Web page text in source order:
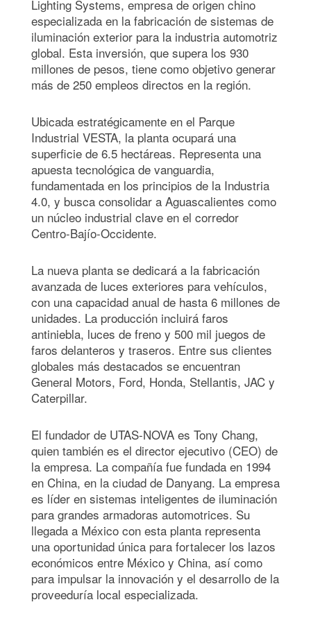
Lighting Systems, empresa de origen chino
especializada en la fabricación de sistemas de
iluminación exterior para la industria automotriz
global. Esta inversión, que supera los 930
millones de pesos, tiene como objetivo generar
más de 250 empleos directos en la región.
Ubicada estratégicamente en el Parque
Industrial VESTA, la planta ocupará una
superficie de 6.5 hectáreas. Representa una
apuesta tecnológica de vanguardia,
fundamentada en los principios de la Industria
4.0, y busca consolidar a Aguascalientes como
un núcleo industrial clave en el corredor
Centro-Bajío-Occidente.
La nueva planta se dedicará a la fabricación
avanzada de luces exteriores para vehículos,
con una capacidad anual de hasta 6 millones de
unidades. La producción incluirá faros
antiniebla, luces de freno y 500 mil juegos de
faros delanteros y traseros. Entre sus clientes
globales más destacados se encuentran
General Motors, Ford, Honda, Stellantis, JAC y
Caterpillar.
El fundador de UTAS-NOVA es Tony Chang,
quien también es el director ejecutivo (CEO) de
la empresa. La compañía fue fundada en 1994
en China, en la ciudad de Danyang. La empresa
es líder en sistemas inteligentes de iluminación
para grandes armadoras automotrices. Su
llegada a México con esta planta representa
una oportunidad única para fortalecer los lazos
económicos entre México y China, así como
para impulsar la innovación y el desarrollo de la
proveeduría local especializada.